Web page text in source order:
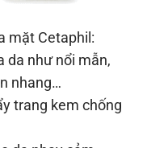
mặt Cetaphil:
da như nổi mẫn,
nhang…
trang kem chống